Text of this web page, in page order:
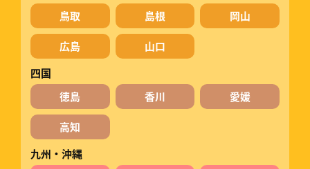
鳥取
島根 岡山
広島
山口
四国
徳島
香川 愛媛
高知
九州・沖縄